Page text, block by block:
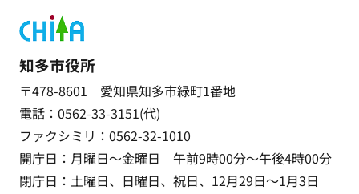
知多市役所
〒478-8601 愛知県知多市緑町1番地
電話：0562-33-3151(代)
ファクシミリ：0562-32-1010
開庁日：月曜日～金曜日 午前9時00分～午後4時00分
閉庁日：土曜日、日曜日、祝日、12月29日～1月3日